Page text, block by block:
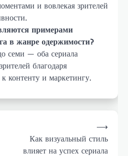
и вовлекая зрителей
примерами
в жанре одержимости?
семи — оба сериала
благодаря
контенту и маркетингу.
Как визуальный стиль
влияет на успех сериала
⟶